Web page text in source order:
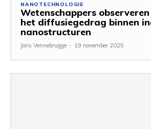
NANOTECHNOLOGIE
Wetenschappers
het diffusiegedrag binnen
nanostructuren
Joris Vennebrugge - 19 november 2025